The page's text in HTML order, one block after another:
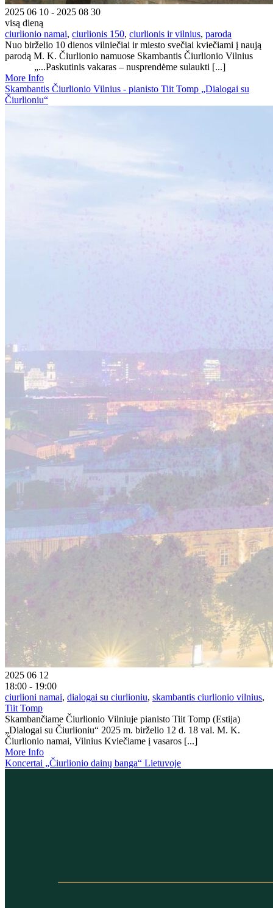
2025 06 10 - 2025 08 30
visą dieną
ciurlionio namai, ciurlionis 150, ciurlionis ir vilnius, paroda
Nuo birželio 10 dienos vilniečiai ir miesto svečiai kviečiami į naują
parodą M. K. Čiurlionio namuose Skambantis Čiurlionio Vilnius
„...Paskutinis vakaras – nusprendėme sulaukti [...]
More Info
Skambantis Čiurlionio Vilnius - pianisto Tiit Tomp „Dialogai su
Čiurlioniu“
2025 06 12
18:00 - 19:00
ciurlioni namai, dialogai su ciurlioniu, skambantis ciurlionio vilnius,
Tiit Tomp
Skambančiame Čiurlionio Vilniuje pianisto Tiit Tomp (Estija)
„Dialogai su Čiurlioniu“ 2025 m. birželio 12 d. 18 val. M. K.
Čiurlionio namai, Vilnius Kviečiame į vasaros [...]
More Info
Koncertai „Čiurlionio dainų banga“ Lietuvoje